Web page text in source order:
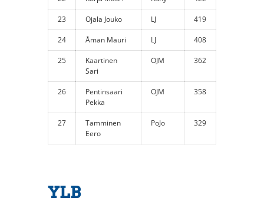
23 Ojala Jouko LJ 419
24 Åman Mauri LJ 408
25
Kaartinen
Sari
OJM 362
26
Pentinsaari
Pekka
OJM 358
27
Tamminen
Eero
PoJo 329
YLB